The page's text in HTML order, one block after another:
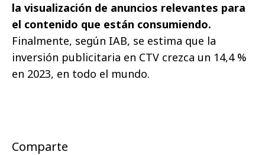
la visualización de anuncios relevantes para
el contenido que están consumiendo.
Finalmente, según IAB, se estima que la
inversión publicitaria en CTV crezca un 14,4 %
en 2023, en todo el mundo.
Comparte